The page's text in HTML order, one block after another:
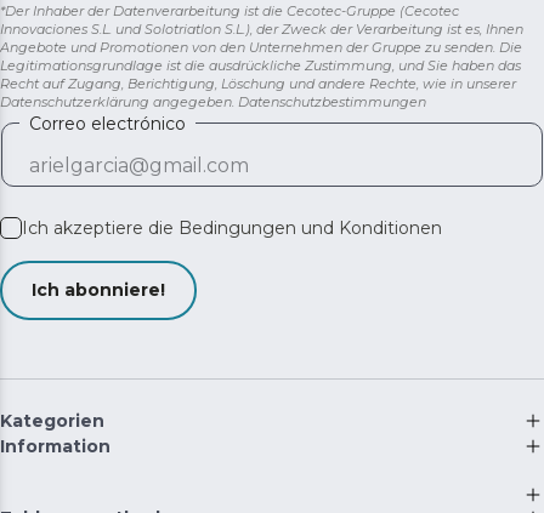
*Der Inhaber der Datenverarbeitung ist die Cecotec-Gruppe (Cecotec
Innovaciones S.L. und Solotriatlon S.L.), der Zweck der Verarbeitung ist es, Ihnen
Angebote und Promotionen von den Unternehmen der Gruppe zu senden. Die
Legitimationsgrundlage ist die ausdrückliche Zustimmung, und Sie haben das
Recht auf Zugang, Berichtigung, Löschung und andere Rechte, wie in unserer
Datenschutzerklärung angegeben. Datenschutzbestimmungen
Correo electrónico
Ich akzeptiere die Bedingungen und Konditionen
Ich abonniere!
Kategorien
Information